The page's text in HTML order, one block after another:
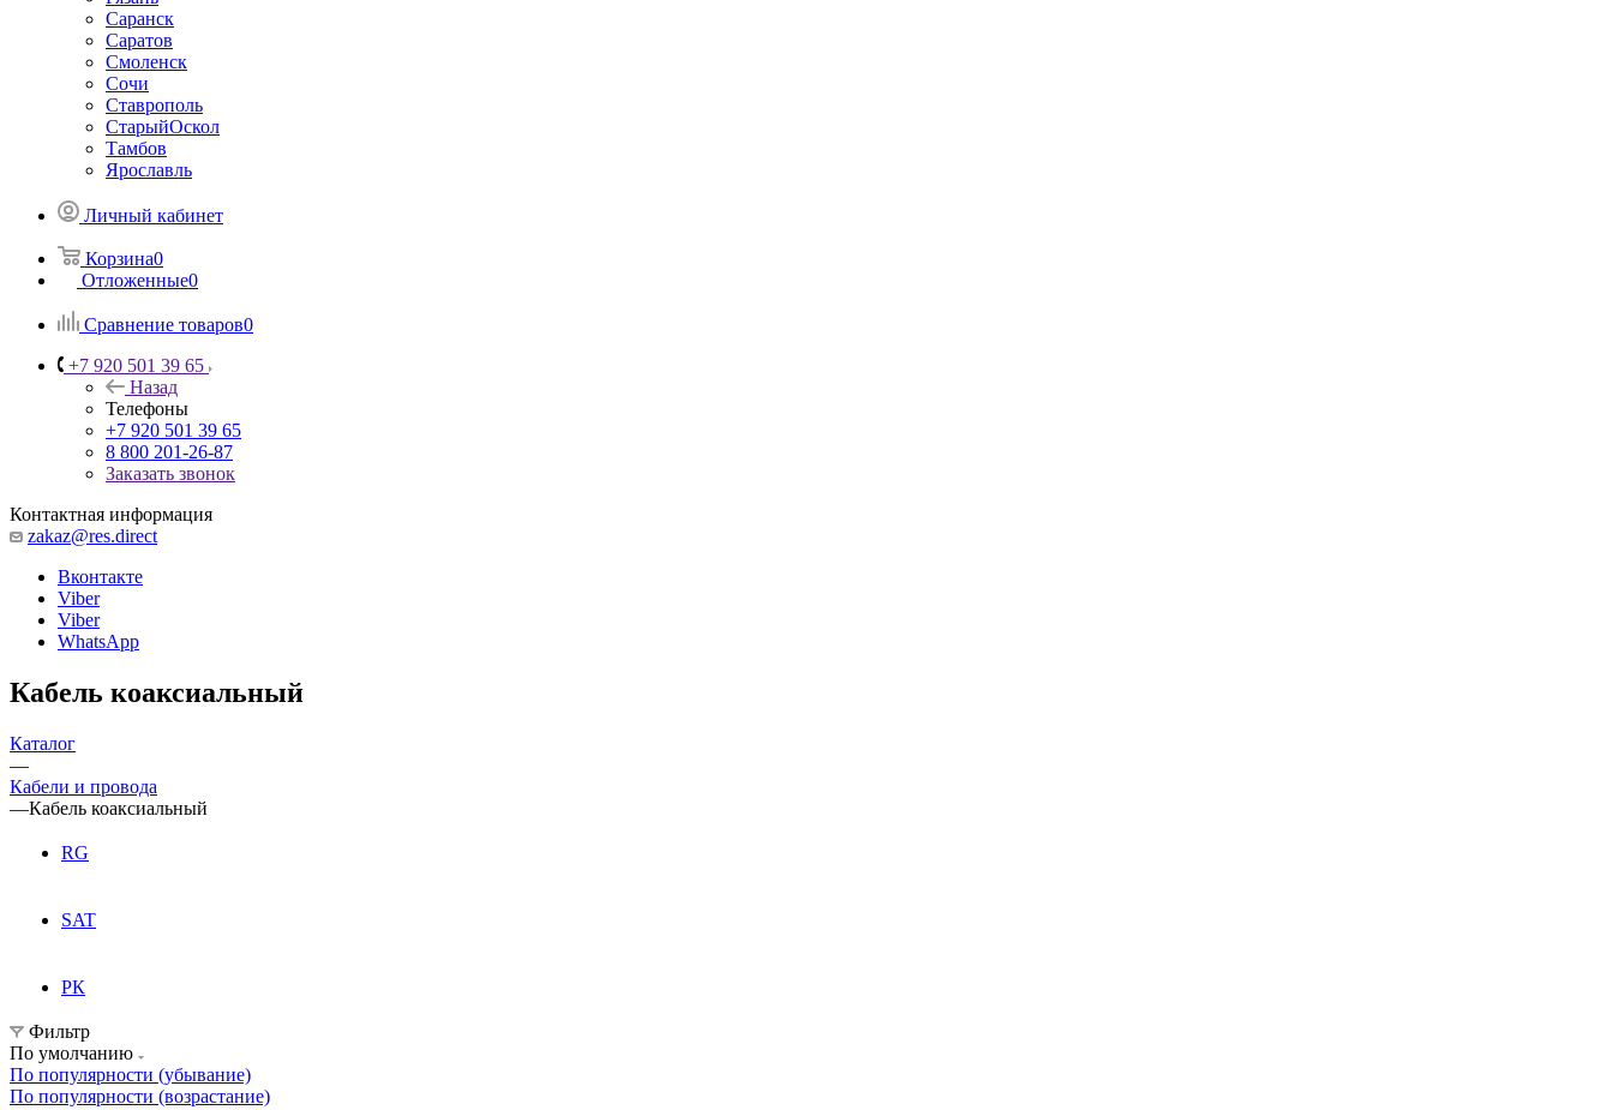
Саранск
Саратов
Смоленск
Сочи
Ставрополь
СтарыйОскол
Тамбов
Ярославль
Личный кабинет
Корзина0
Отложенные0
Сравнение товаров0
+7 920 501 39 65
Назад
Телефоны
+7 920 501 39 65
8 800 201-26-87
Заказать звонок
Контактная информация
zakaz@res.direct
Вконтакте
Viber
Viber
WhatsApp
Кабель коаксиальный
Каталог
—
Кабели и провода
—Кабель коаксиальный
RG
SAT
РК
Фильтр
По умолчанию
По популярности (убывание)
По популярности (возрастание)